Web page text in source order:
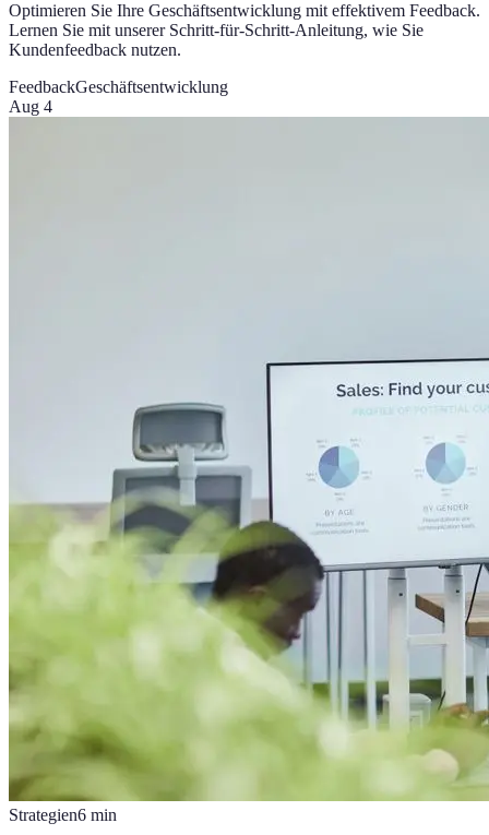
Optimieren Sie Ihre Geschäftsentwicklung mit effektivem Feedback.
Lernen Sie mit unserer Schritt-für-Schritt-Anleitung, wie Sie
Kundenfeedback nutzen.
FeedbackGeschäftsentwicklung
Aug 4
Strategien6 min